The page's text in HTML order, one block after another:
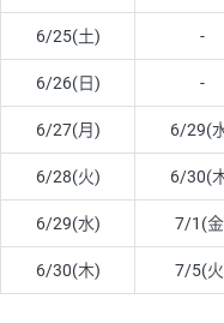
6/25(土) -
6/26(日) -
6/27(月) 6/29(
6/28(火) 6/30(
6/29(水) 7/1(
6/30(木) 7/5(